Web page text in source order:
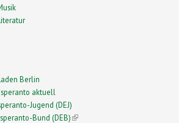
Berlin
aktuell
Jugend (DEJ)
Bund (DEB)(link is external)